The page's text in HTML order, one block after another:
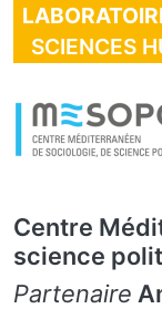
SCIENCES
Centre
science
Partenaire